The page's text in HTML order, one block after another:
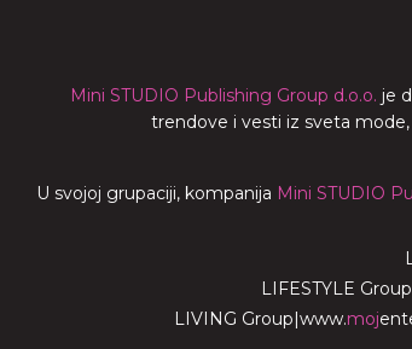
Mini STUDIO Publishing Group d.o.o. je
trendove i vesti iz sveta
U svojoj grupaciji, kompanija Mini STUDIO
LIFESTYLE Group
LIVING Group|www.moj